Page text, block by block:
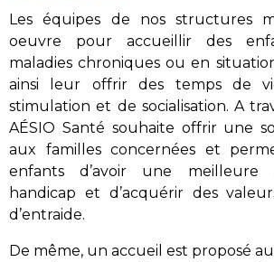
Les équipes de nos structures
oeuvre pour accueillir des
maladies chroniques ou en
ainsi leur offrir des temps de
stimulation et de socialisation. A
AÉSIO Santé souhaite offrir une
aux familles concernées et
enfants d’avoir une meilleure
handicap et d’acquérir des
d’entraide.
De même, un accueil est proposé